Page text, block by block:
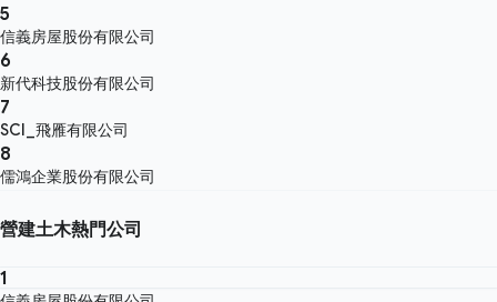
5
信義房屋股份有限公司
6
新代科技股份有限公司
7
SCI_飛雁有限公司
8
儒鴻企業股份有限公司
營建土木熱門公司
1